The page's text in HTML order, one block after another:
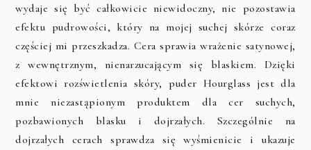
wydaje się być całkowicie niewidoczny, nie pozostawia
efektu pudrowości, który na mojej suchej skórze coraz
częściej mi przeszkadza. Cera sprawia wrażenie satynowej,
z wewnętrznym, nienarzucającym się blaskiem. Dzięki
efektowi rozświetlenia skóry, puder Hourglass jest dla
mnie niezastąpionym produktem dla cer suchych,
pozbawionych blasku i dojrzałych. Szczególnie na
dojrzałych cerach sprawdza się wyśmienicie i ukazuje